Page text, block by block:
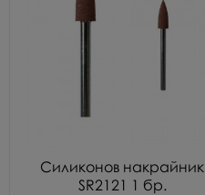
Силиконов накрайник
SR2121 1 бр.